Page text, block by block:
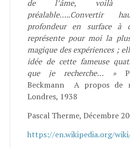
de l’âme, voilà
préalable…..Convertir
profondeur en surface à
représente pour moi la
magique des expériences ;
idée de cette fameuse
que je recherche… »
Beckmann A propos
Londres, 1938
Pascal Therme, Décembre
https://en.wikipedia.org/